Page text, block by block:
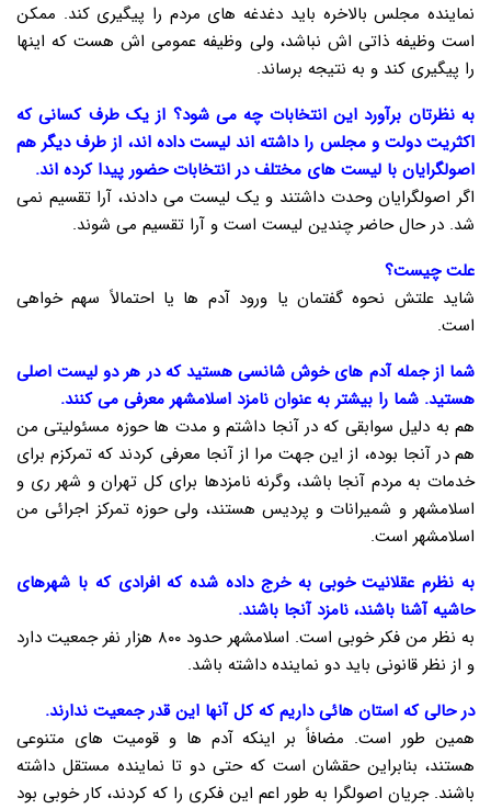
نماینده مجلس بالاخره باید دغدغه های مردم را پیگیری کند. ممکن
است وظیفه ذاتی اش نباشد، ولی وظیفه عمومی اش هست که اینها
را پیگیری کند و به نتیجه برساند.
به نظرتان برآورد این انتخابات چه می شود؟ از یک طرف کسانی که
اکثریت دولت و مجلس را داشته اند لیست داده اند، از طرف دیگر هم
اصولگرایان با لیست های مختلف در انتخابات حضور پیدا کرده اند.
اگر اصولگرایان وحدت داشتند و یک لیست می دادند، آرا تقسیم نمی
شد. در حال حاضر چندین لیست است و آرا تقسیم می شوند.
علت چیست؟
شاید علتش نحوه گفتمان یا ورود آدم ها یا احتمالاً سهم خواهی
است.
شما از جمله آدم های خوش شانسی هستید که در هر دو لیست اصلی
هستید. شما را بیشتر به عنوان نامزد اسلامشهر معرفی می کنند.
هم به دلیل سوابقی که در آنجا داشتم و مدت ها حوزه مسئولیتی من
هم در آنجا بوده، از این جهت مرا از آنجا معرفی کردند که تمرکزم برای
خدمات به مردم آنجا باشد، وگرنه نامزدها برای کل تهران و شهر ری و
اسلامشهر و شمیرانات و پردیس هستند، ولی حوزه تمرکز اجرائی من
اسلامشهر است.
به نظرم عقلانیت خوبی به خرج داده شده که افرادی که با شهرهای
حاشیه آشنا باشند، نامزد آنجا باشند.
به نظر من فکر خوبی است. اسلامشهر حدود ۸۰۰ هزار نفر جمعیت دارد
و از نظر قانونی باید دو نماینده داشته باشد.
در حالی که استان هائی داریم که کل آنها این قدر جمعیت ندارند.
همین طور است. مضافاً بر اینکه آدم ها و قومیت های متنوعی
هستند، بنابراین حقشان است که حتی دو تا نماینده مستقل داشته
باشند. جریان اصولگرا به طور اعم این فکری را که کردند، کار خوبی بود